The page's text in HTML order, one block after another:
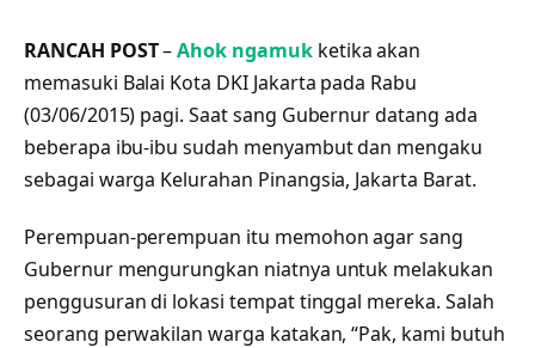
RANCAH POST–Ahok ngamukketika akan
memasuki Balai Kota DKI Jakarta pada Rabu
(03/06/2015) pagi. Saat sang Gubernur datang ada
beberapa ibu-ibu sudah menyambut dan mengaku
sebagai warga Kelurahan Pinangsia, Jakarta Barat.
Perempuan-perempuan itu memohon agar sang
Gubernur mengurungkan niatnya untuk melakukan
penggusuran di lokasi tempat tinggal mereka. Salah
seorang perwakilan warga katakan, “Pak, kami butuh